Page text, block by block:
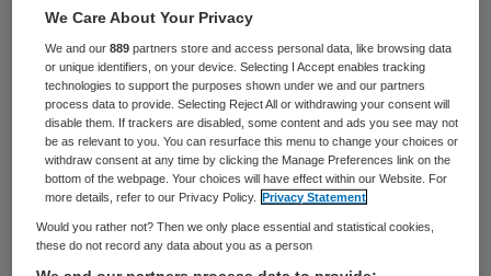
Het IJsselland Ziekenhuis in Capelle aan den
IJssel heeft op de afdeling cardiologie
ingrijpende maatregelen genomen na de
dood van twee tieners. Dat heeft de raad
van bestuur op de website laten weten.
In mei dit jaar overleed volgens De
Telegraaf en het AD een 19-jarige jongen
We Care About Your Privacy
We and our889 partners store and access personal data, like browsing data
or unique identifiers, on your device. Selecting I Accept enables tracking
technologies to support the purposes shown under we and our partners
process data to provide. Selecting Reject All or withdrawing your consent will
disable them. If trackers are disabled, some content and ads you see may not
be as relevant to you. You can resurface this menu to change your choices or
withdraw consent at any time by clicking the Manage Preferences link on the
bottom of the webpage. Your choices will have effect within our Website. For
more details, refer to our Privacy Policy.
Privacy Statement
Would you rather not? Then we only place essential and statistical cookies,
these do not record any data about you as a person